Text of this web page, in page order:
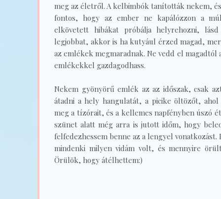
meg az életről. A kelbimbók tanították nekem,
fontos, hogy az ember ne kapálózzon a
elkövetett hibákat próbálja helyrehozni,
legjobbat, akkor is ha kutyául érzed magad,
az emlékek megmaradnak. Ne vedd el
emlékekkel gazdagodhass.
Nekem gyönyörű emlék az az időszak, csak
átadni a hely hangulatát, a picike öltözőt,
meg a tízórait, és a kellemes napfényben úszó
szünet alatt még arra is jutott időm, hogy
felfedezhessem benne az a lengyel
mindenki milyen vidám volt, és mennyire
Örülök, hogy átélhettem:)